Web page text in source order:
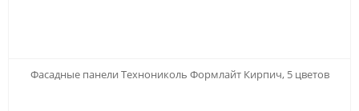
Фасадные панели Технониколь Формлайт Кирпич, 5 цветов